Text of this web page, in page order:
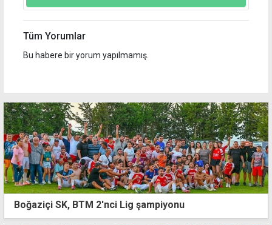
Tüm Yorumlar
Bu habere bir yorum yapılmamış.
Boğaziçi SK, BTM 2'nci Lig şampiyonu